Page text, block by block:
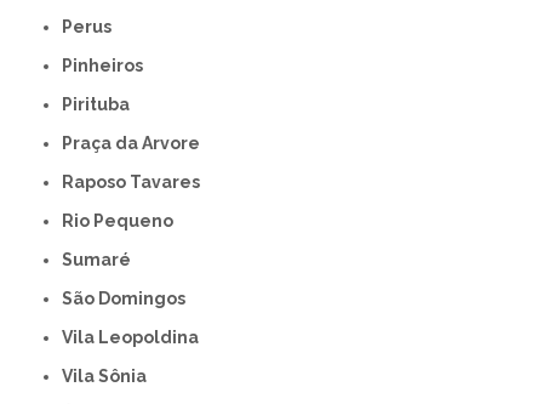
Perus
Pinheiros
Pirituba
Praça da Arvore
Raposo Tavares
Rio Pequeno
Sumaré
São Domingos
Vila Leopoldina
Vila Sônia